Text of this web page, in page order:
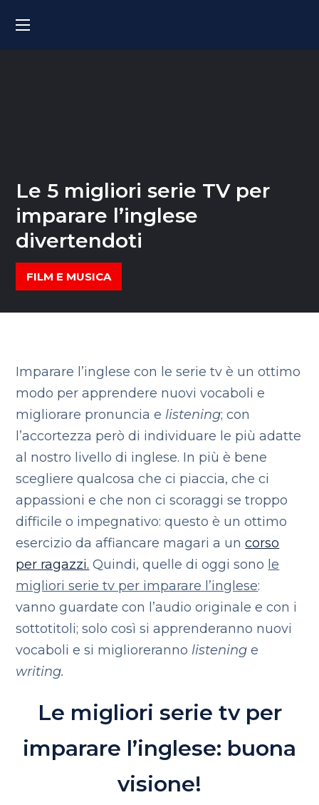
Le 5 migliori serie TV per
imparare l’inglese
divertendoti
FILM E MUSICA
Imparare l’inglese con le serie tv è un ottimo
modo per apprendere nuovi vocaboli e
migliorare pronuncia e listening; con
l’accortezza però di individuare le più adatte
al nostro livello di inglese. In più è bene
scegliere qualcosa che ci piaccia, che ci
appassioni e che non ci scoraggi se troppo
difficile o impegnativo: questo è un ottimo
esercizio da affiancare magari a uncorso
per ragazzi. Quindi, quelle di oggi sono le
migliori serie tv per imparare l’inglese:
vanno guardate con l’audio originale e con i
sottotitoli; solo così si apprenderanno nuovi
vocaboli e si miglioreranno listening e
writing.
Le migliori serie tv per
imparare l’inglese: buona
visione!